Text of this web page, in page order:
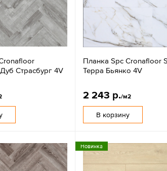
Страсбург 4V
Планка Spc Cronafloor
Терра Бьянко 4V
2 243 р./м2
В корзину
Новинка